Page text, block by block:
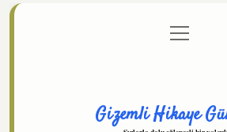
Gizlilik Politikası
menüyü
aç
Gizemli Hikaye